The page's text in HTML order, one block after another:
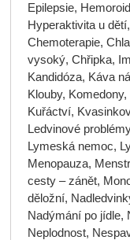
Epilepsie,
Hyperaktivita u
Chemoterapie,
vysoký, Chřipka,
Kandidóza, Káva
Klouby,
Kuřáctví,
Ledvinové
Lymeská nemoc,
Menopauza,
cesty – zánět,
děložní,
Nadýmání po jídle,
Neplodnost,